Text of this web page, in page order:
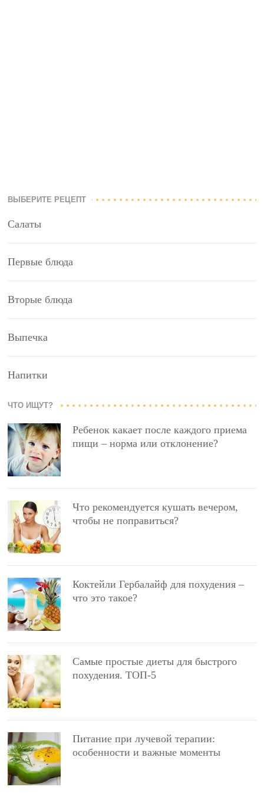
ВЫБЕРИТЕ РЕЦЕПТ
Салаты
Первые блюда
Вторые блюда
Выпечка
Напитки
ЧТО ИЩУТ?
Ребенок какает после каждого приема
пищи – норма или отклонение?
Что рекомендуется кушать вечером,
чтобы не поправиться?
Коктейли Гербалайф для похудения –
что это такое?
Самые простые диеты для быстрого
похудения. ТОП-5
Питание при лучевой терапии:
особенности и важные моменты